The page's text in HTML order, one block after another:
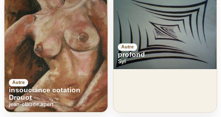
Autre
insouciance cotation
Drouot
jean-claude apert
Autre
profond
Syl